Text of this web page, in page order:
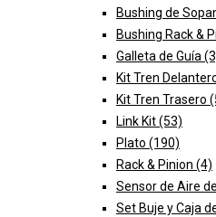
Bushing de
Bushing Rack &
Galleta de Guía
Kit Tren
Kit Tren Trasero
Link Kit(53)
Plato (190)
Rack & Pinion (4)
Sensor de Aire
Set Buje y Caja